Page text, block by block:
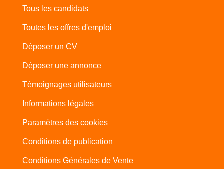
Tous les candidats
Toutes les offres d'emploi
Déposer un CV
Déposer une annonce
Témoignages utilisateurs
Informations légales
Paramètres des cookies
Conditions de publication
Conditions Générales de Vente